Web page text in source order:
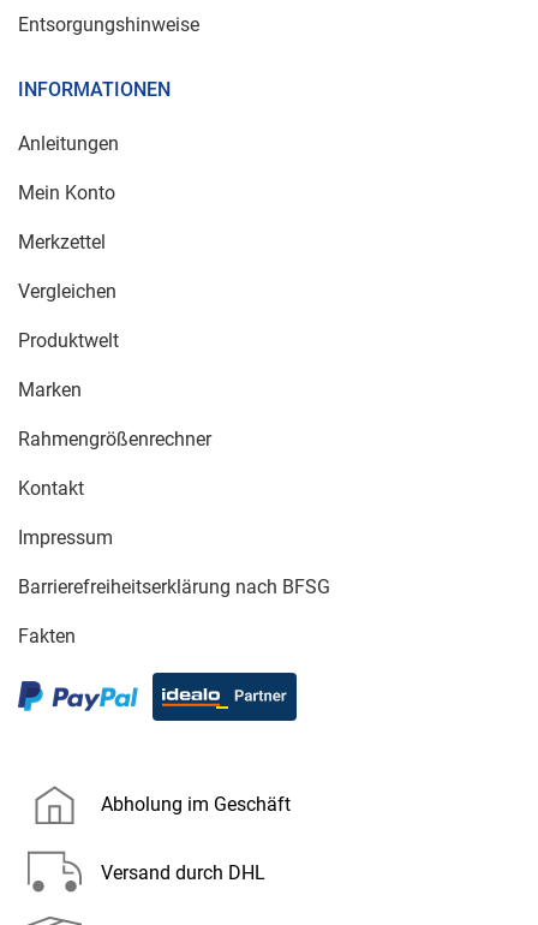
Entsorgungshinweise
INFORMATIONEN
Anleitungen
Mein Konto
Merkzettel
Vergleichen
Produktwelt
Marken
Rahmengrößenrechner
Kontakt
Impressum
Barrierefreiheitserklärung nach BFSG
Fakten
Abholung im Geschäft
Versand durch DHL